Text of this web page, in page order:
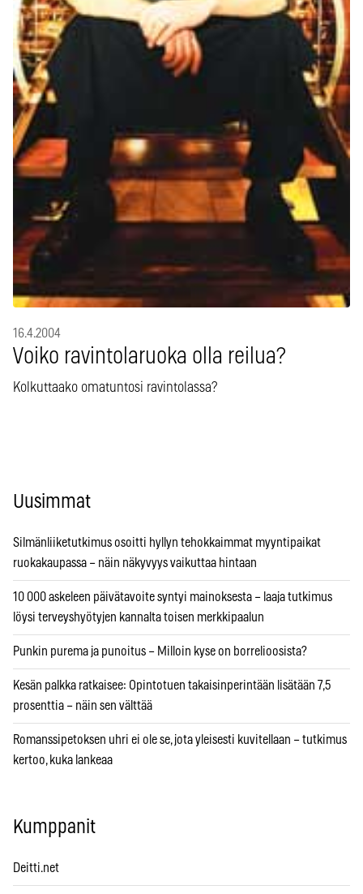
16.4.2004
Voiko ravintolaruoka olla reilua?
Kolkuttaako omatuntosi ravintolassa?
Uusimmat
Silmänliiketutkimus osoitti hyllyn tehokkaimmat myyntipaikat
ruokakaupassa – näin näkyvyys vaikuttaa hintaan
10 000 askeleen päivätavoite syntyi mainoksesta – laaja tutkimus
löysi terveyshyötyjen kannalta toisen merkkipaalun
Punkin purema ja punoitus – Milloin kyse on borrelioosista?
Kesän palkka ratkaisee: Opintotuen takaisinperintään lisätään 7,5
prosenttia – näin sen välttää
Romanssipetoksen uhri ei ole se, jota yleisesti kuvitellaan – tutkimus
kertoo, kuka lankeaa
Kumppanit
Deitti.net